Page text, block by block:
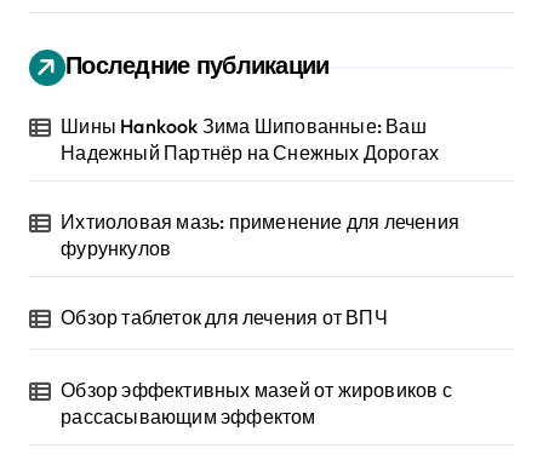
Последние публикации
Шины Hankook Зима Шипованные: Ваш
Надежный Партнёр на Снежных Дорогах
Ихтиоловая мазь: применение для лечения
фурункулов
Обзор таблеток для лечения от ВПЧ
Обзор эффективных мазей от жировиков с
рассасывающим эффектом